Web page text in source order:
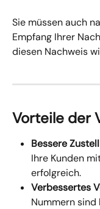
Sie müssen auch
Empfang Ihrer
diesen Nachweis
Vorteile der
Bessere
Ihre Kunden
erfolgreich.
Verbessertes
Nummern